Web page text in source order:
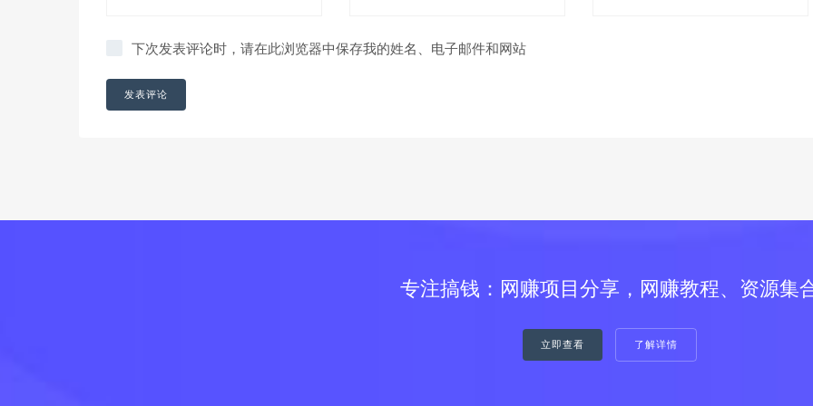
下次发表评论时，请在此浏览器中保存我的姓名、电子邮件和网站
专注搞钱：网赚项目分享，网赚教程、资源集
立即查看 了解详情